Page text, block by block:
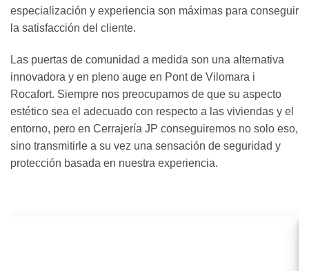
especialización y experiencia son máximas para conseguir
la satisfacción del cliente.
Las puertas de comunidad a medida son una alternativa
innovadora y en pleno auge en Pont de Vilomara i
Rocafort. Siempre nos preocupamos de que su aspecto
estético sea el adecuado con respecto a las viviendas y el
entorno, pero en Cerrajería JP conseguiremos no solo eso,
sino transmitirle a su vez una sensación de seguridad y
protección basada en nuestra experiencia.